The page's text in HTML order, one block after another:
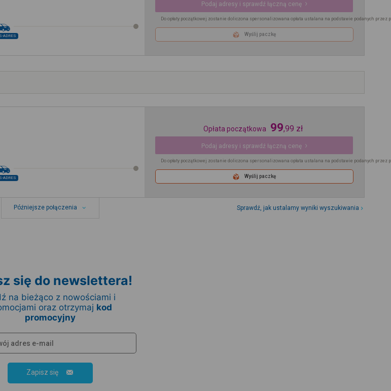
ADRES
Podaj adresy i sprawdź łączną cenę
Do opłaty początkowej zostanie doliczona spersonalizowana opłata ustalana na podstawie podanych przez
Wyślij paczkę
ADRES
Opłata początkowa 99,99 zł
Podaj adresy i sprawdź łączną cenę
Do opłaty początkowej zostanie doliczona spersonalizowana opłata ustalana na podstawie podanych przez
Wyślij paczkę
Późniejsze połączenia Sprawdź, jak ustalamy wyniki wyszukiwania
się do newslettera!
na bieżąco z nowościami i
oraz otrzymaj kod
promocyjny
Zapisz się